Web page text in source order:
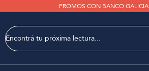
PROMOS CON BANCO